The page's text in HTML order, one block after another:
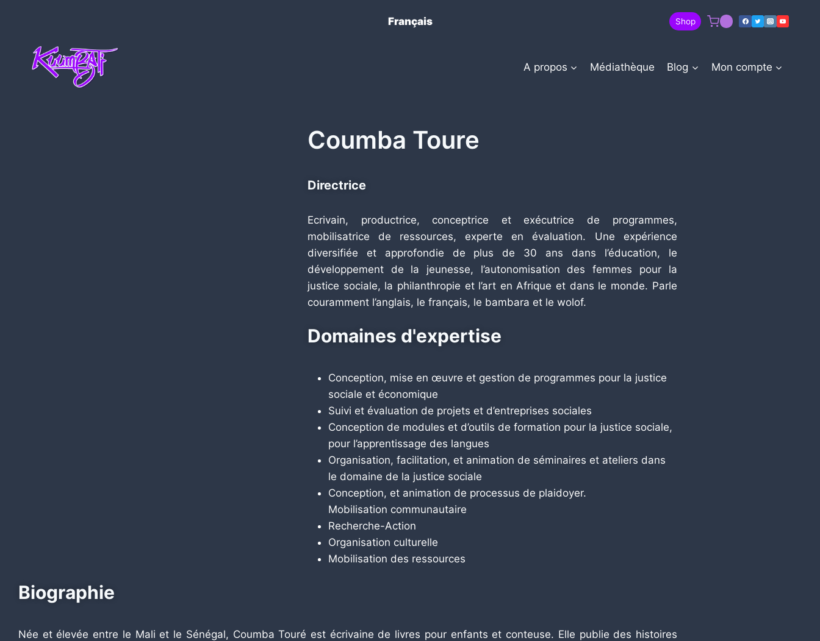
Français Shop
A propos Médiathèque Blog Mon compte
Coumba Toure
Directrice
Ecrivain, productrice, conceptrice et exécutrice de programmes,
mobilisatrice de ressources, experte en évaluation. Une expérience
diversifiée et approfondie de plus de 30 ans dans l’éducation, le
développement de la jeunesse, l’autonomisation des femmes pour la
justice sociale, la philanthropie et l’art en Afrique et dans le monde. Parle
couramment l’anglais, le français, le bambara et le wolof.
Domaines d'expertise
Conception, mise en œuvre et gestion de programmes pour la justice
sociale et économique
Suivi et évaluation de projets et d’entreprises sociales
Conception de modules et d’outils de formation pour la justice sociale,
pour l’apprentissage des langues
Organisation, facilitation, et animation de séminaires et ateliers dans
le domaine de la justice sociale
Conception, et animation de processus de plaidoyer.
Mobilisation communautaire
Recherche-Action
Organisation culturelle
Mobilisation des ressources
Biographie
Née et élevée entre le Mali et le Sénégal, Coumba Touré est écrivaine de livres pour enfants et conteuse. Elle publie des histoires